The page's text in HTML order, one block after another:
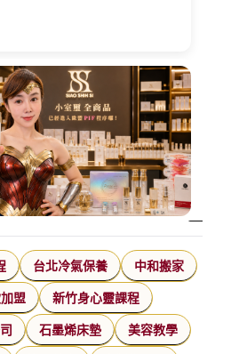
台北冷氣保養 中和搬家
盟 新竹身心靈課程
石墨烯床墊 美容教學